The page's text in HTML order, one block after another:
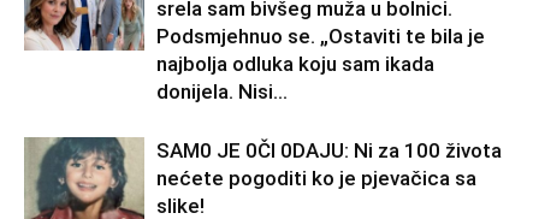
srela sam bivšeg muža u bolnici.
Podsmjehnuo se. „Ostaviti te bila je
najbolja odluka koju sam ikada
donijela. Nisi...
SAM0 JE 0Čl 0DAJU: Ni za 100 života
nećete pogoditi ko je pjevačica sa
slike!